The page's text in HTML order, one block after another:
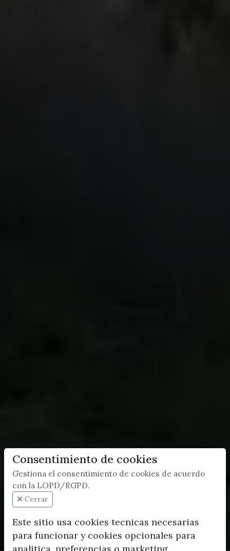
Consentimiento de cookies
Gestiona el consentimiento de cookies de acuerdo
con la LOPD/RGPD.
Cerrar
Este sitio usa cookies tecnicas necesarias
para funcionar y cookies opcionales para